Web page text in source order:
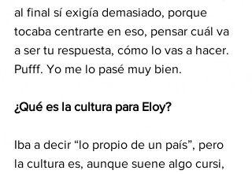
al final sí exigía demasiado, porque
tocaba centrarte en eso, pensar cuál va
a ser tu respuesta, cómo lo vas a hacer.
Pufff. Yo me lo pasé muy bien.
¿Qué es la cultura para Eloy?
Iba a decir “lo propio de un país”, pero
la cultura es, aunque suene algo cursi,